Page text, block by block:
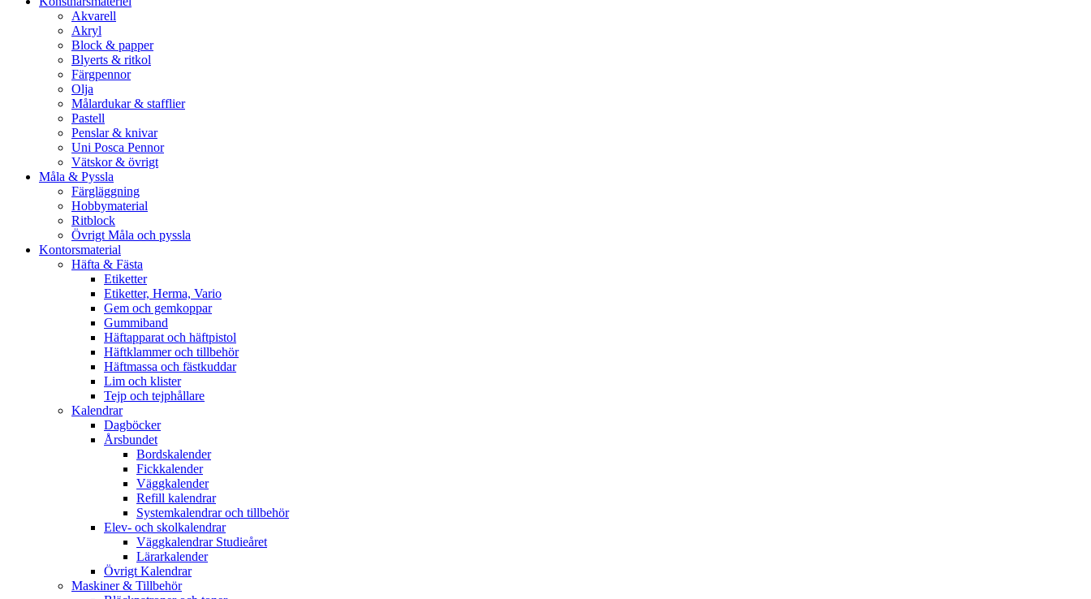
Akvarell
Akryl
Block & papper
Blyerts & ritkol
Färgpennor
Olja
Målardukar & stafflier
Pastell
Penslar & knivar
Uni Posca Pennor
Vätskor & övrigt
Måla & Pyssla
Färgläggning
Hobbymaterial
Ritblock
Övrigt Måla och pyssla
Kontorsmaterial
Häfta & Fästa
Etiketter
Etiketter, Herma, Vario
Gem och gemkoppar
Gummiband
Häftapparat och häftpistol
Häftklammer och tillbehör
Häftmassa och fästkuddar
Lim och klister
Tejp och tejphållare
Kalendrar
Dagböcker
Årsbundet
Bordskalender
Fickkalender
Väggkalender
Refill kalendrar
Systemkalendrar och tillbehör
Elev- och skolkalendrar
Väggkalendrar Studieåret
Lärarkalender
Övrigt Kalendrar
Maskiner & Tillbehör